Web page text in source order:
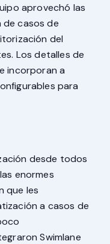
aprovechó las
de casos de
del
Los detalles de
incorporan a
para
desde todos
enormes
que les
a casos de
Swimlane